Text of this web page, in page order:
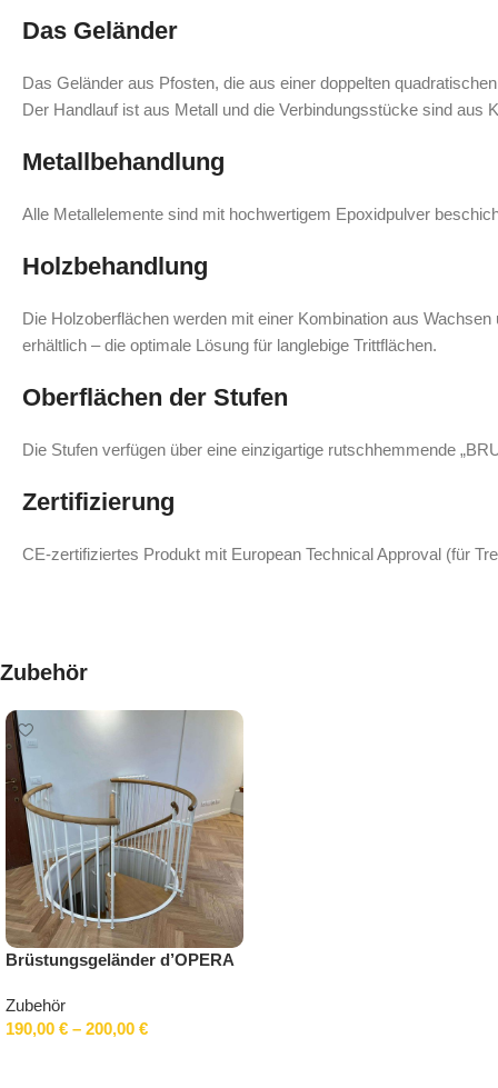
Das Geländer
Das Geländer aus Pfosten, die aus einer doppelten
Der Handlauf ist aus Metall und die Verbindungsstücke sind aus
Metallbehandlung
Alle Metallelemente sind mit hochwertigem Epoxidpulver
Holzbehandlung
Die Holzoberflächen werden mit einer Kombination aus
erhältlich – die optimale Lösung für langlebige Trittflächen.
Oberflächen der Stufen
Die Stufen verfügen über eine einzigartige rutschhemmende
Zertifizierung
CE‑zertifiziertes Produkt mit European Technical Approval (für
Zubehör
Brüstungsgeländer d’OPERA
Zubehör
190,00 € – 200,00 €